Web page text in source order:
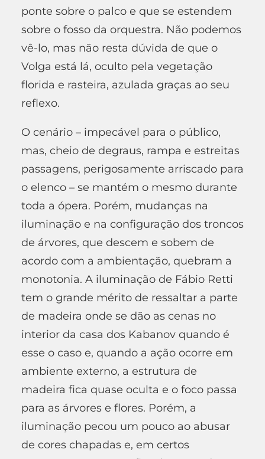
ponte sobre o palco e que se estendem
sobre o fosso da orquestra. Não podemos
vê-lo, mas não resta dúvida de que o
Volga está lá, oculto pela vegetação
florida e rasteira, azulada graças ao seu
reflexo.
O cenário – impecável para o público,
mas, cheio de degraus, rampa e estreitas
passagens, perigosamente arriscado para
o elenco – se mantém o mesmo durante
toda a ópera. Porém, mudanças na
iluminação e na configuração dos troncos
de árvores, que descem e sobem de
acordo com a ambientação, quebram a
monotonia. A iluminação de Fábio Retti
tem o grande mérito de ressaltar a parte
de madeira onde se dão as cenas no
interior da casa dos Kabanov quando é
esse o caso e, quando a ação ocorre em
ambiente externo, a estrutura de
madeira fica quase oculta e o foco passa
para as árvores e flores. Porém, a
iluminação pecou um pouco ao abusar
de cores chapadas e, em certos